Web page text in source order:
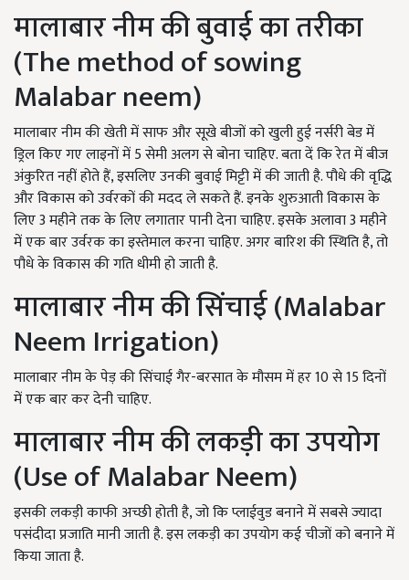
मालाबार नीम की बुवाई का तरीका
(The method of sowing
Malabar neem)
मालाबार नीम की खेती में साफ और सूखे बीजों को खुली हुई नर्सरी बेड में
ड्रिल किए गए लाइनों में 5सेमी अलग से बोना चाहिए. बता दें कि रेत में बीज
अंकुरित नहीं होते हैं,इसलिए उनकी बुवाई मिट्टी में की जाती है.पौधे की वृद्धि
और विकास को उर्वरकों की मदद ले सकते हैं. इनके शुरुआती विकास के
लिए 3 महीने तक के लिए लगातार पानी देना चाहिए. इसके अलावा 3 महीने
में एक बार उर्वरक का इस्तेमाल करना चाहिए. अगर बारिश की स्थिति है, तो
पौधे के विकास की गति धीमी हो जाती है.
मालाबार नीम की सिंचाई (Malabar
Neem Irrigation)
मालाबार नीम के पेड़ की सिंचाई गैर-बरसात के मौसम में हर 10 से 15 दिनों
में एक बार कर देनी चाहिए.
मालाबार नीम की लकड़ी का उपयोग
(Use ofMalabar Neem)
इसकी लकड़ी काफी अच्छी होती है, जो कि प्लाईवुड बनाने में सबसे ज्यादा
पसंदीदा प्रजाति मानी जाती है. इस लकड़ी का उपयोग कई चीजों को बनाने में
किया जाता है.